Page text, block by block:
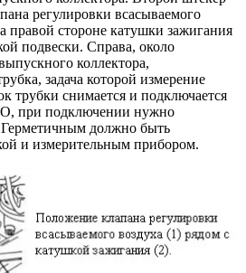
регулировки всасываемого
правой стороне катушки зажигания
подвески. Справа, около
коллектора,
задача которой измерение
трубки снимается и подключается
при подключении нужно
должно быть
и измерительным прибором.